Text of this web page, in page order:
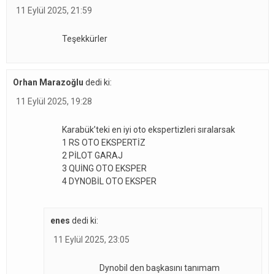
11 Eylül 2025, 21:59
Teşekkürler
Orhan Marazoğlu dedi ki:
11 Eylül 2025, 19:28
Karabük’teki en iyi oto ekspertizleri sıralarsak
1 RS OTO EKSPERTİZ
2 PİLOT GARAJ
3 QUİNG OTO EKSPER
4 DYNOBİL OTO EKSPER
enes dedi ki:
11 Eylül 2025, 23:05
Dynobil den başkasını tanımam